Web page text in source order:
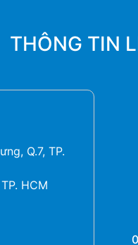
THÔNG TIN
Q.7, TP.
HCM